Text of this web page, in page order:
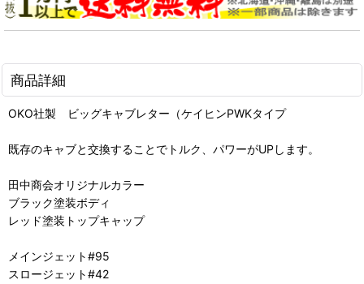
商品詳細
OKO社製 ビッグキャブレター（ケイヒンPWKタイプ
既存のキャブと交換することでトルク、パワーがUPします。
田中商会オリジナルカラー
ブラック塗装ボディ
レッド塗装トップキャップ
メインジェット#95
スロージェット#42